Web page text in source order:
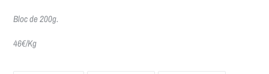
Bloc de 200g.
46€/Kg